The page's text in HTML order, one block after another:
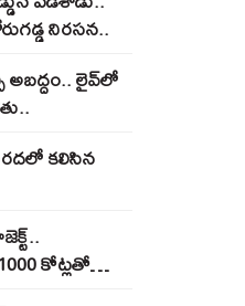
నిరసన..
లైవ్‌లో
కలిసిన
కోట్లతో